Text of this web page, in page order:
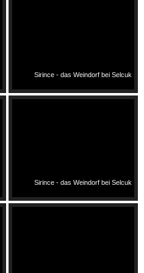
Sirince - das Weindorf bei Selcuk
Sirince - das Weindorf bei Selcuk